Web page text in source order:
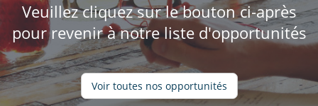
Veuillez cliquez sur le bouton ci-après
pour revenir à notre liste d'opportunités
Voir toutes nos opportunités